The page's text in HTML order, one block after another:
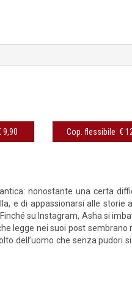
flessibile € 9,90 Cop.
nonostante una certa
e di appassionarsi alle storie
su Instagram, Asha si
legge nei suoi post
dell’uomo che senza pudori